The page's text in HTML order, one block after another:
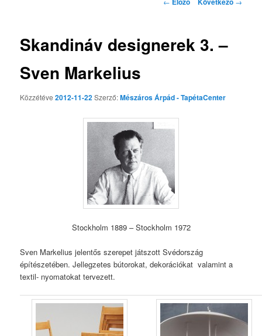
Skandináv designerek 3. –
Sven Markelius
Közzétéve2012-11-22Szerző:Mészáros Árpád - TapétaCenter
Stockholm 1889 – Stockholm 1972
Sven Markelius jelentős szerepet játszott Svédország
építészetében. Jellegzetes bútorokat, dekorációkat valamint a
textil- nyomatokat tervezett.